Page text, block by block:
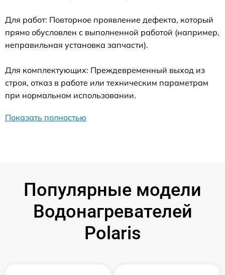
Для работ: Повторное проявление дефекта, который
прямо обусловлен с выполненной работой (например,
неправильная установка запчасти).
Для комплектующих: Преждевременный выход из
строя, отказ в работе или техническим параметрам
при нормальном использовании.
Показать полностью
Популярные модели
Водонагревателей
Polaris